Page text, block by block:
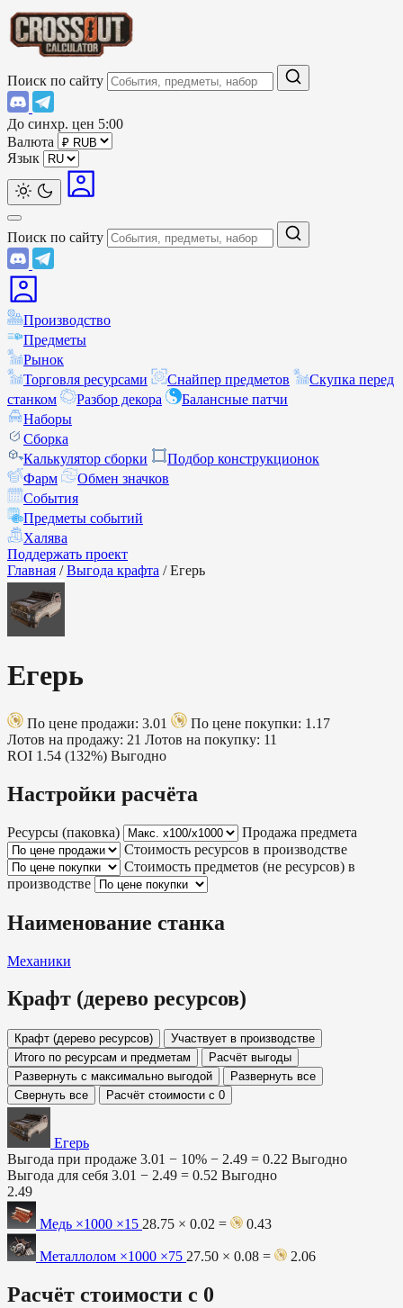
Поиск по сайту
До синхр. цен 5:00
Валюта
Язык
Поиск по сайту
Производство
Предметы
Рынок
Торговля ресурсами
Снайпер предметов
Скупка перед
станком
Разбор декора
Балансные патчи
Наборы
Сборка
Калькулятор сборки
Подбор конструкционок
Фарм
Обмен значков
События
Предметы событий
Халява
Поддержать проект
Главная / Выгода крафта / Егерь
Егерь
По цене продажи: 3.01
По цене покупки: 1.17
Лотов на продажу: 21 Лотов на покупку: 11
ROI 1.54 (132%) Выгодно
Настройки расчёта
Ресурсы (паковка)
Продажа предмета
Стоимость ресурсов в производстве
Стоимость предметов (не ресурсов) в
производстве
Наименование станка
Механики
Крафт (дерево ресурсов)
Крафт (дерево ресурсов)
Участвует в производстве
Итого по ресурсам и предметам
Расчёт выгоды
Развернуть с максимально выгодой
Развернуть все
Свернуть все
Расчёт стоимости с 0
Егерь
Выгода при продаже 3.01 − 10% − 2.49 = 0.22 Выгодно
Выгода для себя 3.01 − 2.49 = 0.52 Выгодно
2.49
Медь ×1000 ×15 28.75 × 0.02 = 0.43
Металлолом ×1000 ×75 27.50 × 0.08 = 2.06
Расчёт стоимости с 0